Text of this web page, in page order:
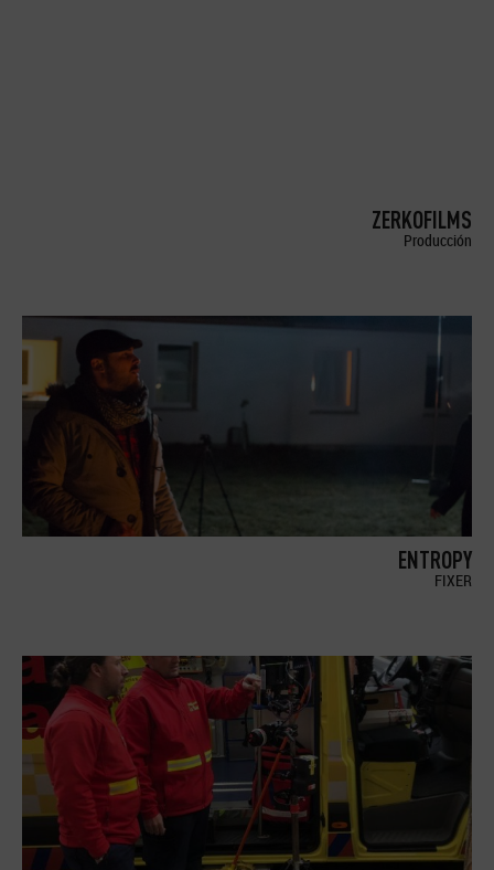
ZERKOFILMS
Producción
ENTROPY
FIXER